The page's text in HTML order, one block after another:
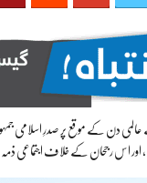
عالمی دن کے موقع پر صدرِ اسلامی
اور اس رجحان کے خلاف اجتماعی